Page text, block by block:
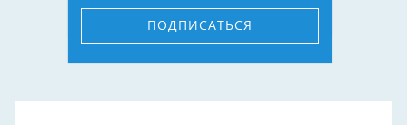
ПОДПИСАТЬСЯ